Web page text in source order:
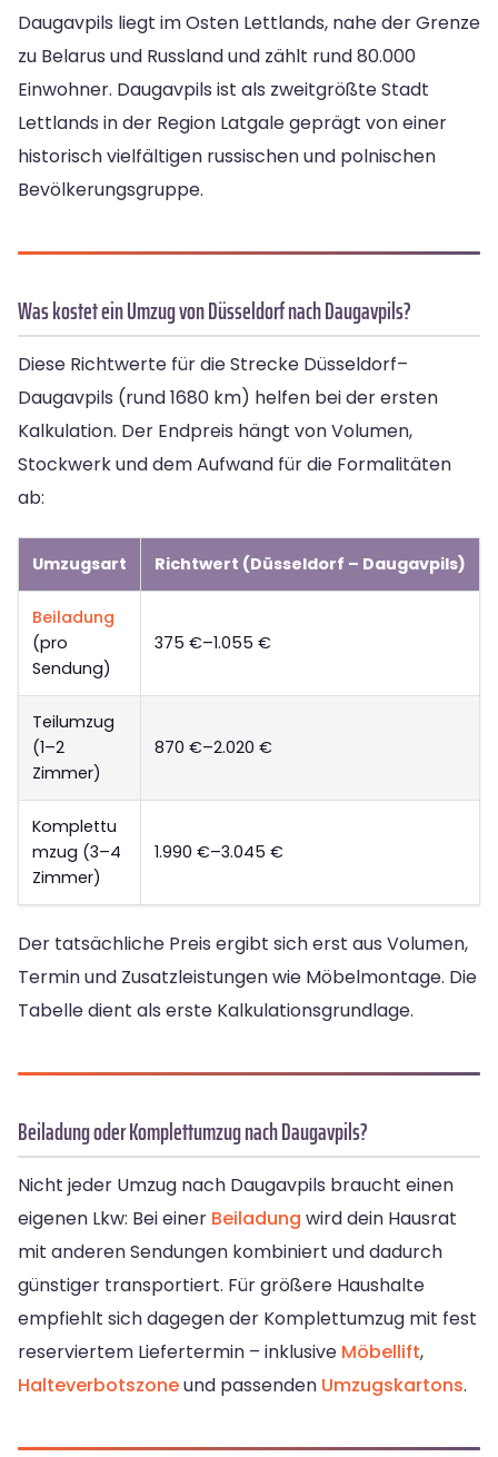
Daugavpils liegt im Osten Lettlands, nahe der Grenze
zu Belarus und Russland und zählt rund 80.000
Einwohner. Daugavpils ist als zweitgrößte Stadt
Lettlands in der Region Latgale geprägt von einer
historisch vielfältigen russischen und polnischen
Bevölkerungsgruppe.
Was kostet ein Umzug von Düsseldorf nach Daugavpils?
Diese Richtwerte für die Strecke Düsseldorf–
Daugavpils (rund 1680 km) helfen bei der ersten
Kalkulation. Der Endpreis hängt von Volumen,
Stockwerk und dem Aufwand für die Formalitäten
ab:
Umzugsart Richtwert (Düsseldorf – Daugavpils)
Beiladung
(pro
Sendung)
375 €–1.055 €
Teilumzug
(1–2
Zimmer)
870 €–2.020 €
Komplettu
mzug (3–4
Zimmer)
1.990 €–3.045 €
Der tatsächliche Preis ergibt sich erst aus Volumen,
Termin und Zusatzleistungen wie Möbelmontage. Die
Tabelle dient als erste Kalkulationsgrundlage.
Beiladung oder Komplettumzug nach Daugavpils?
Nicht jeder Umzug nach Daugavpils braucht einen
eigenen Lkw: Bei einer Beiladung wird dein Hausrat
mit anderen Sendungen kombiniert und dadurch
günstiger transportiert. Für größere Haushalte
empfiehlt sich dagegen der Komplettumzug mit fest
reserviertem Liefertermin – inklusive Möbellift,
Halteverbotszoneund passenden Umzugskartons.